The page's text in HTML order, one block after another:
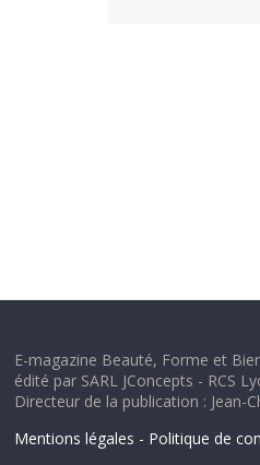
E-magazine Beauté, Forme et
édité par SARL JConcepts - RCS
Directeur de la publication : Jean-
Mentions légales - Politique de